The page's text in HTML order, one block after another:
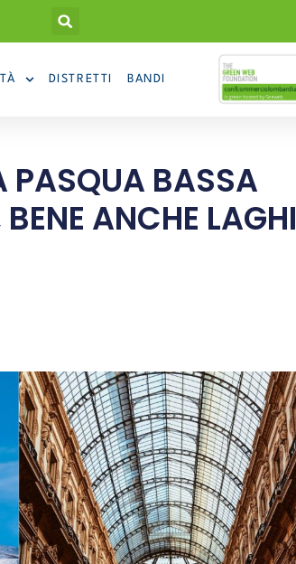
DISTRETTI BANDI
PASQUA BASSA
ANCHE LAGHI